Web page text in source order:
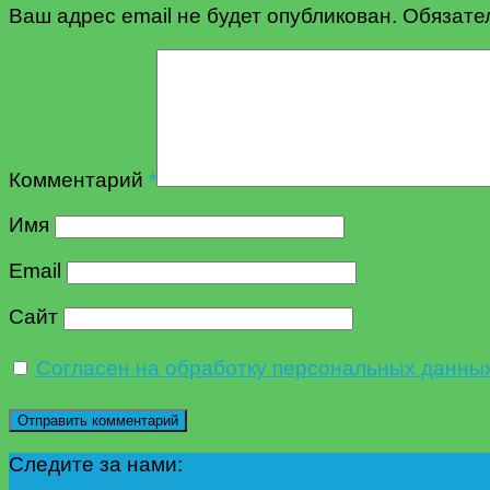
Ваш адрес email не будет опубликован.
Комментарий *
Имя
Email
Сайт
Согласен на обработку персональных
Следите за нами: